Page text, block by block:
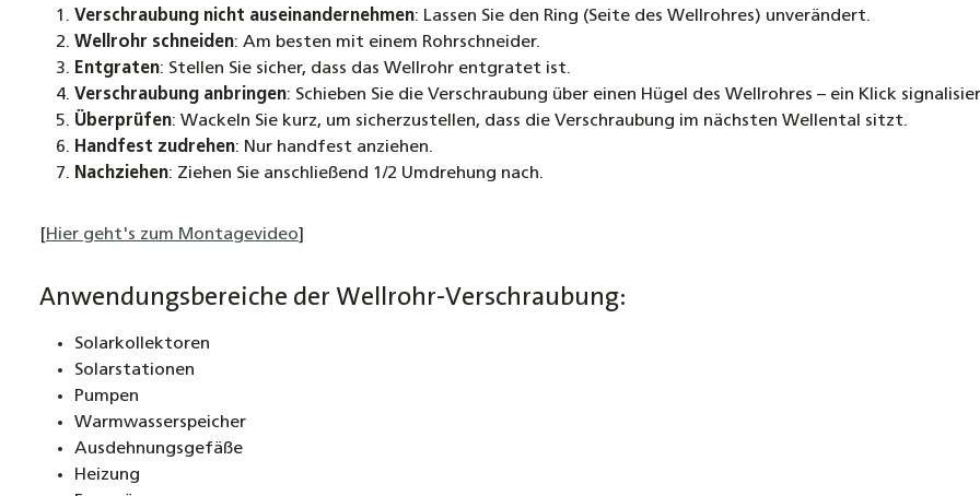
Verschraubung nicht auseinandernehmen: Lassen Sie den Ring (Seite des Wellrohres) unverändert.
Wellrohr schneiden: Am besten mit einem Rohrschneider.
Entgraten: Stellen Sie sicher, dass das Wellrohr entgratet ist.
Verschraubung anbringen: Schieben Sie die Verschraubung über einen Hügel des Wellrohres – ein Klick
Überprüfen: Wackeln Sie kurz, um sicherzustellen, dass die Verschraubung im nächsten Wellental sitzt.
Handfest zudrehen: Nur handfest anziehen.
Nachziehen: Ziehen Sie anschließend 1/2 Umdrehung nach.
[Hier geht's zum Montagevideo]
Anwendungsbereiche der Wellrohr-Verschraubung:
Solarkollektoren
Solarstationen
Pumpen
Warmwasserspeicher
Ausdehnungsgefäße
Heizung